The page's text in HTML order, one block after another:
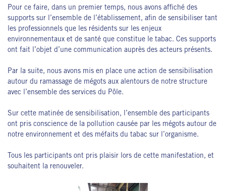
Pour ce faire, dans un premier temps, nous avons affiché des
supports sur l’ensemble de l’établissement, afin de sensibiliser tant
les professionnels que les résidents sur les enjeux
environnementaux et de santé que constitue le tabac. Ces supports
ont fait l’objet d’une communication auprès des acteurs présents.
Par la suite, nous avons mis en place une action de sensibilisation
autour du ramassage de mégots aux alentours de notre structure
avec l’ensemble des services du Pôle.
Sur cette matinée de sensibilisation, l’ensemble des participants
ont pris conscience de la pollution causée par les mégots autour de
notre environnement et des méfaits du tabac sur l’organisme.
Tous les participants ont pris plaisir lors de cette manifestation, et
souhaitent la renouveler.